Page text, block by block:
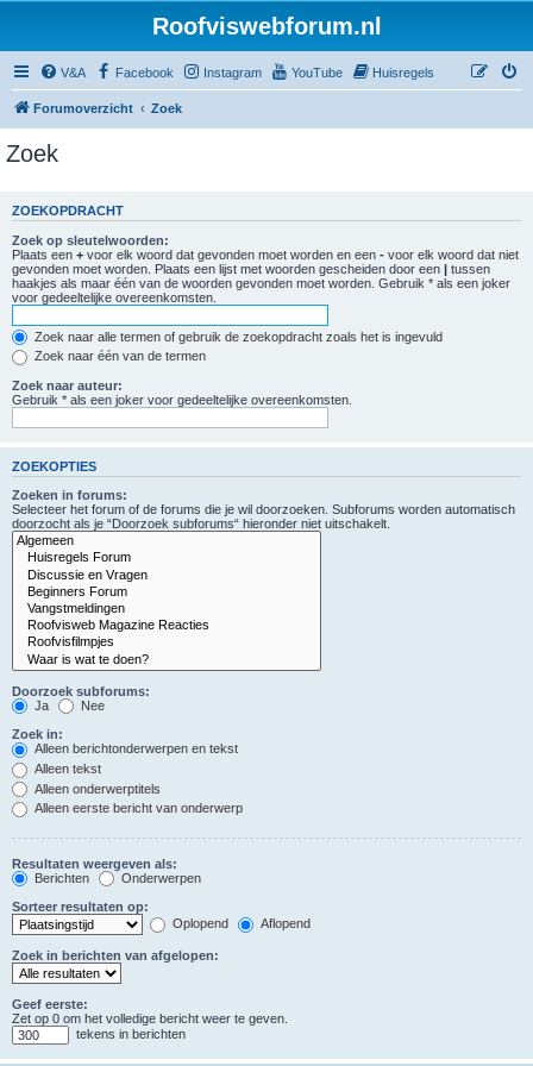
Roofviswebforum.nl
V&A Facebook Instagram YouTube Huisregels
Forumoverzicht Zoek
Zoek
ZOEKOPDRACHT
Zoek op sleutelwoorden:
Plaats een + voor elk woord dat gevonden moet worden en een - voor elk woord dat niet
gevonden moet worden. Plaats een lijst met woorden gescheiden door een | tussen
haakjes als maar één van de woorden gevonden moet worden. Gebruik * als een joker
voor gedeeltelijke overeenkomsten.
Zoek naar alle termen of gebruik de zoekopdracht zoals het is ingevuld
Zoek naar één van de termen
Zoek naar auteur:
Gebruik * als een joker voor gedeeltelijke overeenkomsten.
ZOEKOPTIES
Zoeken in forums:
Selecteer het forum of de forums die je wil doorzoeken. Subforums worden automatisch
doorzocht als je “Doorzoek subforums“ hieronder niet uitschakelt.
Doorzoek subforums:
Ja
Nee
Zoek in:
Alleen berichtonderwerpen en tekst
Alleen tekst
Alleen onderwerptitels
Alleen eerste bericht van onderwerp
Resultaten weergeven als:
Berichten
Onderwerpen
Sorteer resultaten op:
Oplopend
Aflopend
Zoek in berichten van afgelopen:
Geef eerste:
Zet op 0 om het volledige bericht weer te geven.
tekens in berichten